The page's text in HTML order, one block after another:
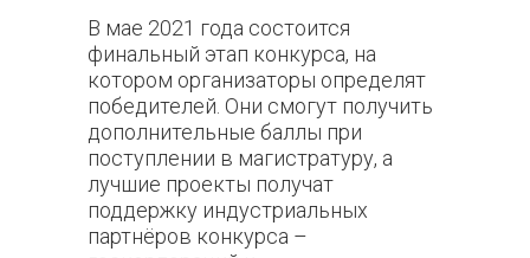
В мае 2021 года состоится
финальный этап конкурса, на
котором организаторы определят
победителей. Они смогут получить
дополнительные баллы при
поступлении в магистратуру, а
лучшие проекты получат
поддержку индустриальных
партнёров конкурса –